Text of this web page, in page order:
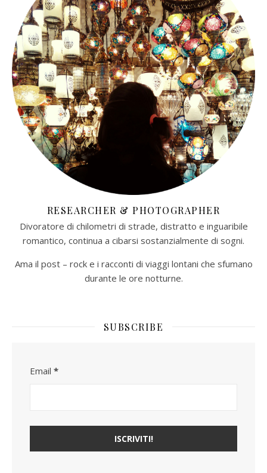
RESEARCHER & PHOTOGRAPHER
Divoratore di chilometri di strade, distratto e inguaribile
romantico, continua a cibarsi sostanzialmente di sogni.
Ama il post – rock e i racconti di viaggi lontani che sfumano
durante le ore notturne.​
SUBSCRIBE
Email *